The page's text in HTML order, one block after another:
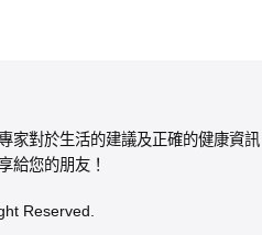
家對於生活的建議及正確的健康資訊
給您的朋友！
Reserved.